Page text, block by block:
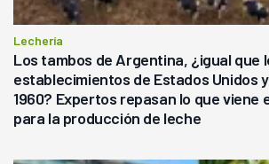
Lechería
Los tambos de Argentina, ¿igual que
establecimientos de Estados Unidos
1960? Expertos repasan lo que viene
para la producción de leche